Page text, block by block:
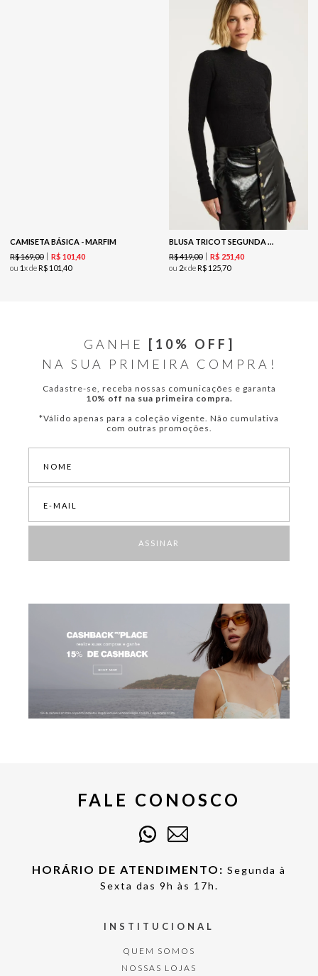
CAMISETA BÁSICA - MARFIM
R$169,00 R$ 101 40
ou 1x deR$ 101 40
BLUSA TRICOT SEGUNDA PELE LUREX - PRETO
R$419,00 R$ 251 40
ou 2x deR$ 12570
GANHE
[10% OFF]
NA SUA PRIMEIRA COMPRA!
Cadastre-se, receba nossas comunicações e garanta
10% off na sua primeira compra.
*Válido apenas para a coleção vigente. Não cumulativa
com outras promoções.
ASSINAR
FALE CONOSCO
HORÁRIO DE ATENDIMENTO: Segunda à
Sexta das 9h às 17h.
INSTITUCIONAL
QUEM SOMOS
NOSSAS LOJAS